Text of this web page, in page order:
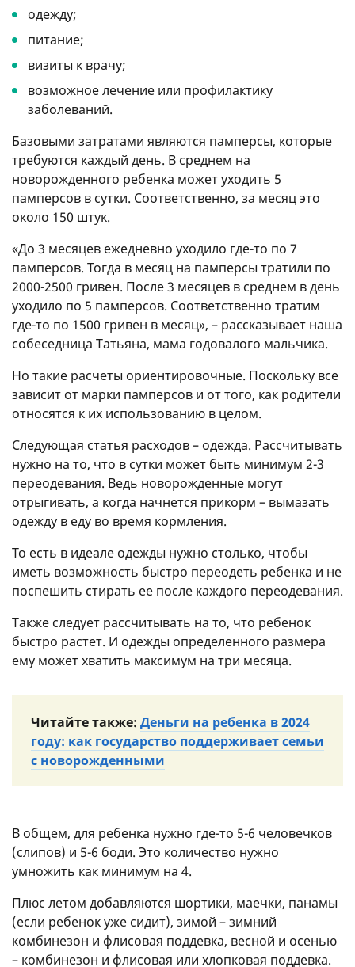
одежду;
питание;
визиты к врачу;
возможное лечение или профилактику
заболеваний.
Базовыми затратами являются памперсы, которые
требуются каждый день. В среднем на
новорожденного ребенка может уходить 5
памперсов в сутки. Соответственно, за месяц это
около 150 штук.
«До 3 месяцев ежедневно уходило где-то по 7
памперсов. Тогда в месяц на памперсы тратили по
2000-2500 гривен. После 3 месяцев в среднем в день
уходило по 5 памперсов. Соответственно тратим
где-то по 1500 гривен в месяц», – рассказывает наша
собеседница Татьяна, мама годовалого мальчика.
Но такие расчеты ориентировочные. Поскольку все
зависит от марки памперсов и от того, как родители
относятся к их использованию в целом.
Следующая статья расходов – одежда. Рассчитывать
нужно на то, что в сутки может быть минимум 2-3
переодевания. Ведь новорожденные могут
отрыгивать, а когда начнется прикорм – вымазать
одежду в еду во время кормления.
То есть в идеале одежды нужно столько, чтобы
иметь возможность быстро переодеть ребенка и не
поспешить стирать ее после каждого переодевания.
Также следует рассчитывать на то, что ребенок
быстро растет. И одежды определенного размера
ему может хватить максимум на три месяца.
Читайте также: Деньги на ребенка в 2024
году: как государство поддерживает семьи
с новорожденными
В общем, для ребенка нужно где-то 5-6 человечков
(слипов) и 5-6 боди. Это количество нужно
умножить как минимум на 4.
Плюс летом добавляются шортики, маечки, панамы
(если ребенок уже сидит), зимой – зимний
комбинезон и флисовая поддевка, весной и осенью
– комбинезон и флисовая или хлопковая поддевка.